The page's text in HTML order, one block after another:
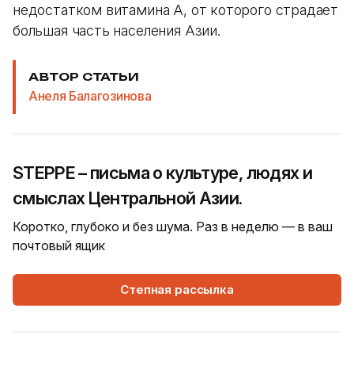
недостатком витамина А, от которого страдает
большая часть населения Азии.
АВТОР СТАТЬИ
Анеля Балагозинова
STEPPE – письма о культуре, людях и
смыслах Центральной Азии.
Коротко, глубоко и без шума. Раз в неделю — в ваш
почтовый ящик
Степная рассылка